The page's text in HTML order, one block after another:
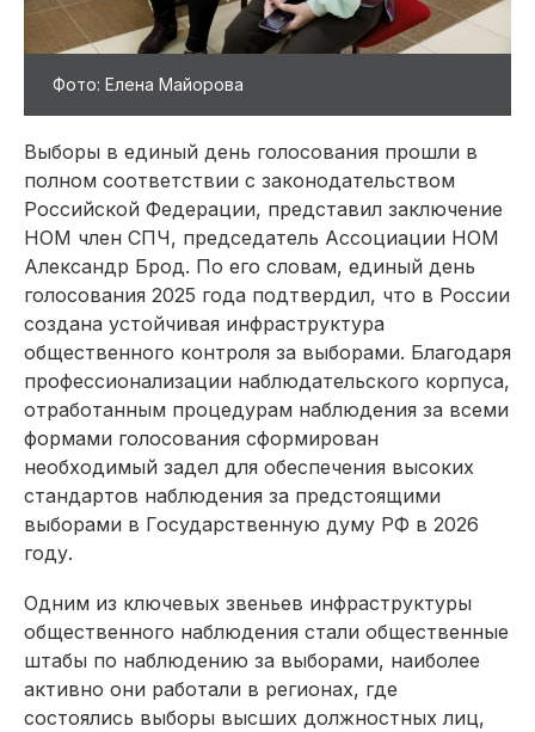
Фото: Елена Майорова
Выборы в единый день голосования прошли в
полном соответствии с законодательством
Российской Федерации, представил заключение
НОМ член СПЧ, председатель Ассоциации НОМ
Александр Брод. По его словам, единый день
голосования 2025 года подтвердил, что в России
создана устойчивая инфраструктура
общественного контроля за выборами. Благодаря
профессионализации наблюдательского корпуса,
отработанным процедурам наблюдения за всеми
формами голосования сформирован
необходимый задел для обеспечения высоких
стандартов наблюдения за предстоящими
выборами в Государственную думу РФ в 2026
году.
Одним из ключевых звеньев инфраструктуры
общественного наблюдения стали общественные
штабы по наблюдению за выборами, наиболее
активно они работали в регионах, где
состоялись выборы высших должностных лиц,